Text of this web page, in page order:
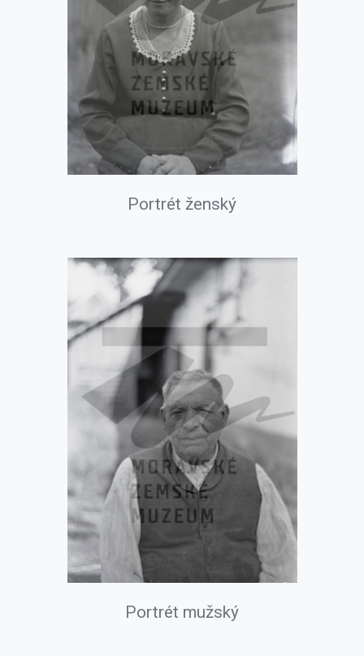
Portrét ženský
Portrét mužský